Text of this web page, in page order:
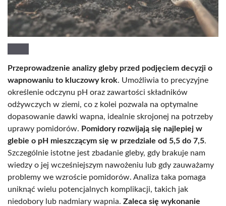
Przeprowadzenie analizy gleby przed podjęciem decyzji o
wapnowaniu to kluczowy krok. Umożliwia to precyzyjne
określenie odczynu pH oraz zawartości składników
odżywczych w ziemi, co z kolei pozwala na optymalne
dopasowanie dawki wapna, idealnie skrojonej na potrzeby
uprawy pomidorów. Pomidory rozwijają się najlepiej w
glebie o pH mieszczącym się w przedziale od 5,5 do 7,5.
Szczególnie istotne jest zbadanie gleby, gdy brakuje nam
wiedzy o jej wcześniejszym nawożeniu lub gdy zauważamy
problemy we wzroście pomidorów. Analiza taka pomaga
uniknąć wielu potencjalnych komplikacji, takich jak
niedobory lub nadmiary wapnia. Zaleca się wykonanie